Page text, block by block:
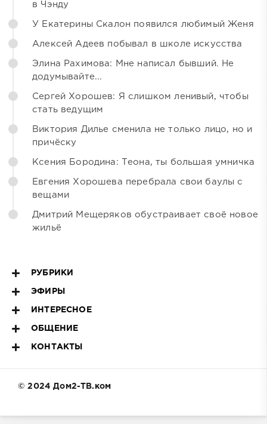
в Чэнду
У Екатерины Скалон появился любимый Женя
Алексей Адеев побывал в школе искусства
Элина Рахимова: Мне написал бывший. Не
додумывайте...
Сергей Хорошев: Я слишком ленивый, чтобы
стать ведущим
Виктория Дилье сменила не только лицо, но и
причёску
Ксения Бородина: Теона, ты большая умничка
Евгения Хорошева перебрала свои баулы с
вещами
Дмитрий Мещеряков обустраивает своё новое
жильё
РУБРИКИ
ЭФИРЫ
ИНТЕРЕСНОЕ
ОБЩЕНИЕ
КОНТАКТЫ
© 2024 Дом2-ТВ.ком